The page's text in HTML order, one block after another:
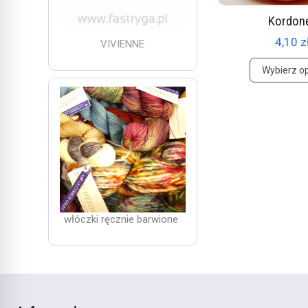
4,10
Wybierz
VIVIENNE
włóczki ręcznie barwione